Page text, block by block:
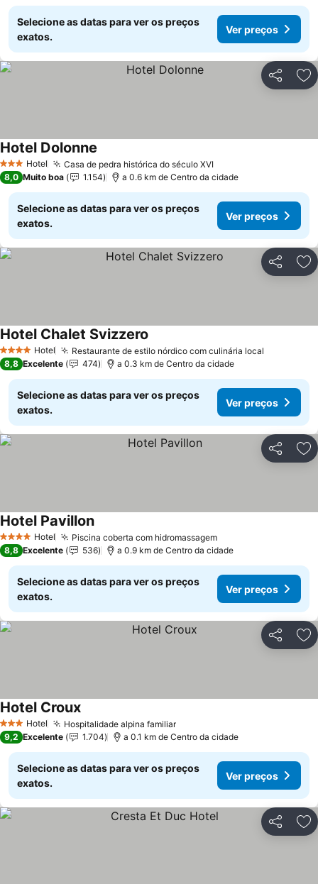
Selecione as datas para ver os preços
exatos.
Ver preços
Partilhar
3 EstrelasHotel Casa de pedra histórica do século XVI
Hotel Dolonne
8,0 Muito boa 1.154 a 0.6 km de Centro da cidade
Selecione as datas para ver os preços
exatos.
Ver preços
Partilhar
4 EstrelasHotel Restaurante de estilo nórdico com culinária local
Hotel Chalet Svizzero
8,8 Excelente 474 a 0.3 km de Centro da cidade
Selecione as datas para ver os preços
exatos.
Ver preços
Partilhar
4 EstrelasHotel Piscina coberta com hidromassagem
Hotel Pavillon
8,8 Excelente 536 a 0.9 km de Centro da cidade
Selecione as datas para ver os preços
exatos.
Ver preços
Partilhar
3 EstrelasHotel Hospitalidade alpina familiar
Hotel Croux
9,2 Excelente 1.704 a 0.1 km de Centro da cidade
Selecione as datas para ver os preços
exatos.
Ver preços
Partilhar